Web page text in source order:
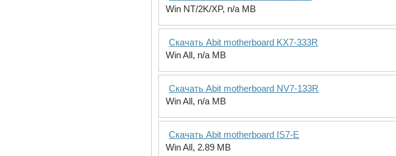
Win NT/2K/XP, n/a MB
Скачать Abit motherboard KX7-333R
Win All, n/a MB
Скачать Abit motherboard NV7-133R
Win All, n/a MB
Скачать Abit motherboard IS7-E
Win All, 2.89 MB